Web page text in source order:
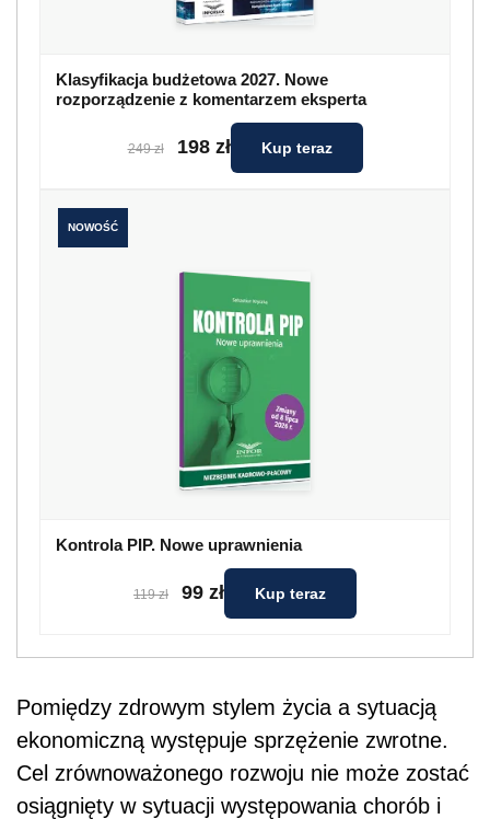
Klasyfikacja budżetowa 2027. Nowe
rozporządzenie z komentarzem eksperta
249 zł 198 zł Kup teraz
NOWOŚĆ
Kontrola PIP. Nowe uprawnienia
119 zł 99 zł Kup teraz
Pomiędzy zdrowym stylem życia a sytuacją
ekonomiczną występuje sprzężenie zwrotne.
Cel zrównoważonego rozwoju nie może zostać
osiągnięty w sytuacji występowania chorób i